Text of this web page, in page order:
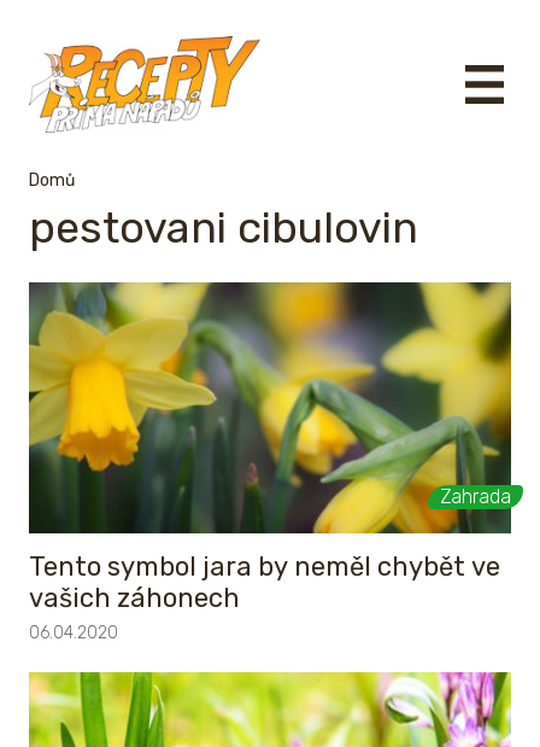
Domů
pestovani cibulovin
Zahrada
Tento symbol jara by neměl chybět ve
vašich záhonech
06.04.2020